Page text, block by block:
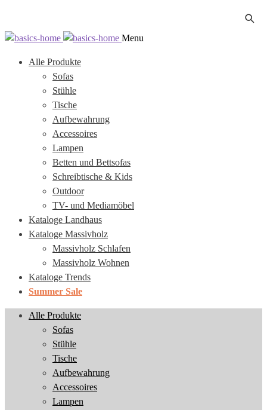
Zur
springen
Zum
springen
Menu
Alle Produkte
Sofas
Stühle
Tische
Aufbewahrung
Accessoires
Lampen
Betten und Bettsofas
Schreibtische & Kids
Outdoor
TV- und Mediamöbel
Kataloge Landhaus
Kataloge Massivholz
Massivholz Schlafen
Massivholz Wohnen
Kataloge Trends
Summer Sale
Alle Produkte
Sofas
Stühle
Tische
Aufbewahrung
Accessoires
Lampen